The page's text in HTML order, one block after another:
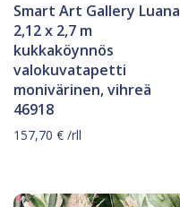
Smart Art Gallery Luana
2,12 x 2,7 m
kukkaköynnös
valokuvatapetti
monivärinen, vihreä
46918
157,70 € /rll